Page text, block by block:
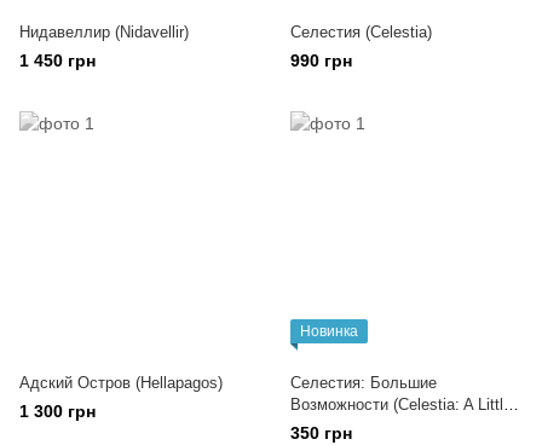
Нидавеллир (Nidavellir)
1 450 грн
Селестия (Celestia)
990 грн
Адский Остров (Hellapagos)
1 300 грн
Новинка
Селестия: Большие
Возможности (Celestia: A Little
Help)
350 грн